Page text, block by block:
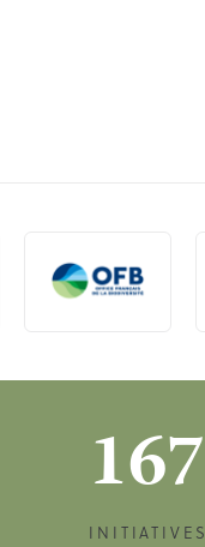
167
INITIATIVES